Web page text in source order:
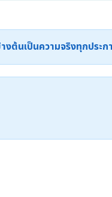
งต้นเป็นความจริงทุกปร